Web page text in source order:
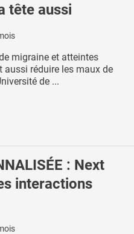
tête aussi
migraine et atteintes
aussi réduire les maux de
de ...
: Next
interactions